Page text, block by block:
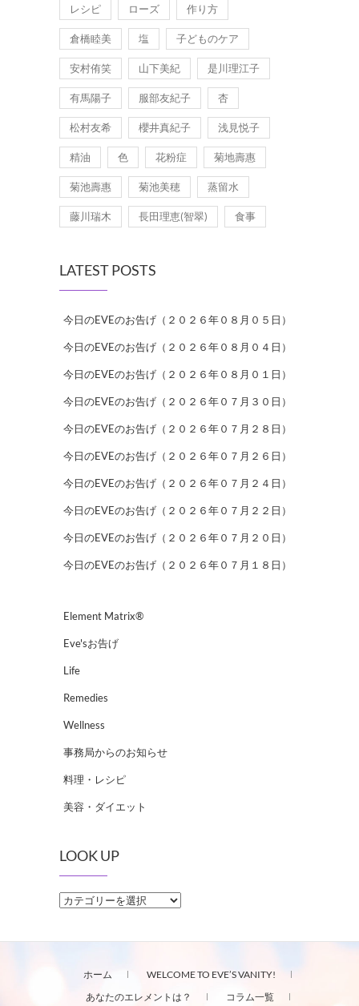
レシピ ローズ 作り方
倉橋睦美 塩 子どものケア
安村侑笑 山下美紀 是川理江子
有馬陽子 服部友紀子 杏
松村友希 櫻井真紀子 浅見悦子
精油 色 花粉症 菊地壽惠
菊池壽惠 菊池美穂 蒸留水
藤川瑞木 長田理恵(智翠) 食事
LATEST POSTS
今日のEVEのお告げ（２０２６年０８月０５日）
今日のEVEのお告げ（２０２６年０８月０４日）
今日のEVEのお告げ（２０２６年０８月０１日）
今日のEVEのお告げ（２０２６年０７月３０日）
今日のEVEのお告げ（２０２６年０７月２８日）
今日のEVEのお告げ（２０２６年０７月２６日）
今日のEVEのお告げ（２０２６年０７月２４日）
今日のEVEのお告げ（２０２６年０７月２２日）
今日のEVEのお告げ（２０２６年０７月２０日）
今日のEVEのお告げ（２０２６年０７月１８日）
Element Matrix®
Eve'sお告げ
Life
Remedies
Wellness
事務局からのお知らせ
料理・レシピ
美容・ダイエット
LOOK UP
LOOK
ホーム
WELCOME TO EVE’S VANITY!
あなたのエレメントは？
コラム一覧